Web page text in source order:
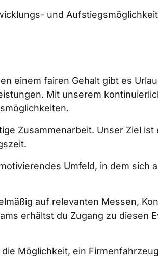
und
einem fairen Gehalt gibt es
Mit unserem
Zusammenarbeit. Unser Ziel ist
Umfeld, in dem sich
auf relevanten Messen,
erhältst du Zugang zu diesen
Möglichkeit, ein